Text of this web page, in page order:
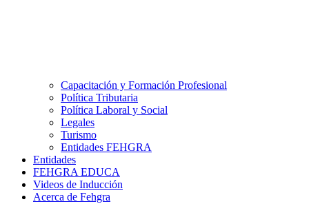
Capacitación y Formación Profesional
Política Tributaria
Política Laboral y Social
Legales
Turismo
Entidades FEHGRA
Entidades
FEHGRA EDUCA
Videos de Inducción
Acerca de Fehgra